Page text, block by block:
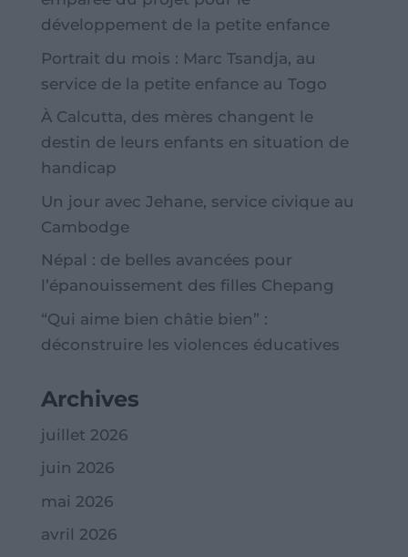
développement de la petite enfance
Portrait du mois : Marc Tsandja, au
service de la petite enfance au Togo
À Calcutta, des mères changent le
destin de leurs enfants en situation de
handicap
Un jour avec Jehane, service civique au
Cambodge
Népal : de belles avancées pour
l’épanouissement des filles Chepang
“Qui aime bien châtie bien” :
déconstruire les violences éducatives
Archives
juillet 2026
juin 2026
mai 2026
avril 2026